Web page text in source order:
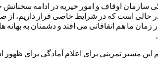
سازمان اوقاف و امور خیریه در ادامه
حالی است که در شرایط خاصی قرار داریم، از
زمان ما هم اتفاقاتی می افتد و دشمنان به
این مسیر تمرینی برای اعلام آمادگی برای